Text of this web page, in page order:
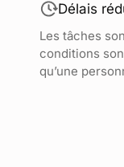
Délais
Les tâches
conditions
qu’une